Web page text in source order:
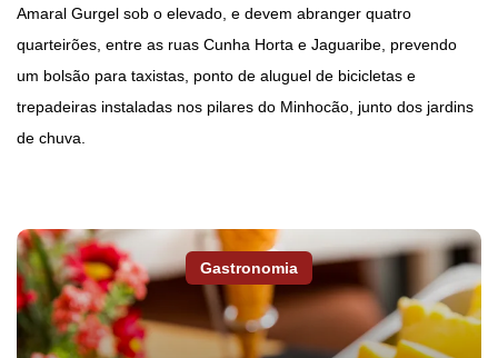
Amaral Gurgel sob o elevado, e devem abranger quatro
quarteirões, entre as ruas Cunha Horta e Jaguaribe, prevendo
um bolsão para taxistas, ponto de aluguel de bicicletas e
trepadeiras instaladas nos pilares do Minhocão, junto dos jardins
de chuva.
Gastronomia